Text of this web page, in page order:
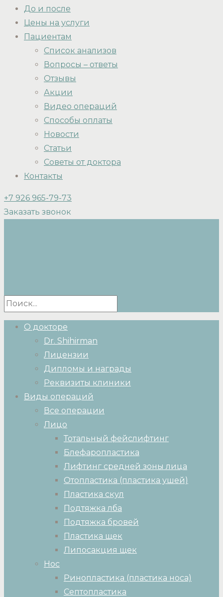
До и после
Цены на услуги
Пациентам
Список анализов
Вопросы – ответы
Отзывы
Акции
Видео операций
Способы оплаты
Новости
Статьи
Советы от доктора
Контакты
+7 926 965-79-73
Заказать звонок
О докторе
Dr. Shihirman
Лицензии
Дипломы и награды
Реквизиты клиники
Виды операций
Все операции
Лицо
Тотальный фейслифтинг
Блефаропластика
Лифтинг средней зоны лица
Отопластика (пластика ушей)
Пластика скул
Подтяжка лба
Подтяжка бровей
Пластика щек
Липосакция щек
Нос
Ринопластика (пластика носа)
Септопластика